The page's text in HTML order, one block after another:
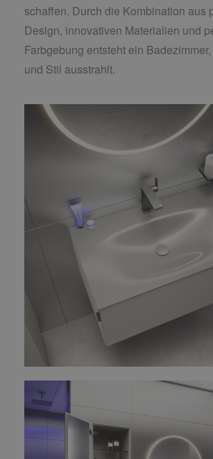
schaffen. Durch die Kombination aus
Design, innovativen Materialien und
Farbgebung entsteht ein
und Stil ausstrahlt.